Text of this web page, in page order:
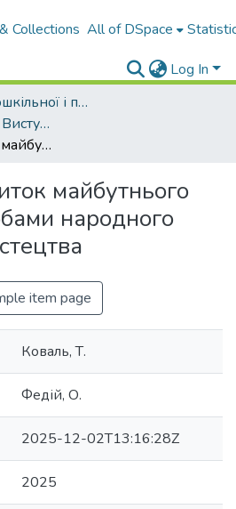
Collections All of DSpace
Log In
Факультет дошкільної і початкової освіти
Наукові публікації. Виступи
Творчий розвиток майбутнього педагога засобами народного музичного мистецтва
майбутнього
народного
item page
Коваль, Т.
Федій, О.
2025-12-02T13:16:28Z
2025